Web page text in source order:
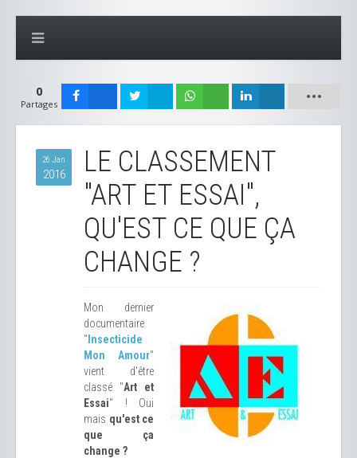
0
Partages
26 Jan
2016
LE CLASSEMENT
"ART ET ESSAI",
QU'EST CE QUE ÇA
CHANGE ?
Mon dernier
documentaire
" Insecticide
Mon Amour"
vient d'être
classé "Art et
Essai" ! Oui
mais qu'est ce
que ça
change ?